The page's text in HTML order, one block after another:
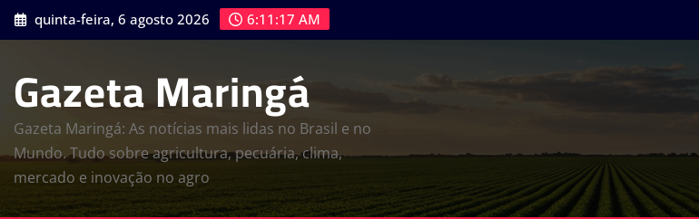
Skip
to
quinta-feira, 6 agosto 2026 6:11:18 AM
Gazeta Maringá
Gazeta Maringá: As notícias mais lidas no Brasil e no
Mundo. Tudo sobre agricultura, pecuária, clima,
mercado e inovação no agro